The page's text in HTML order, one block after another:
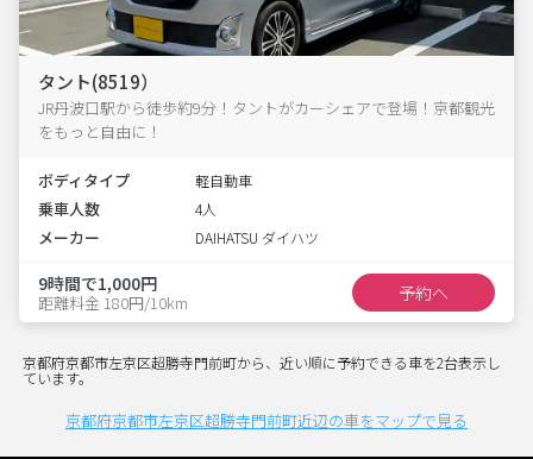
タント(8519）
JR丹波口駅から徒歩約9分！タントがカーシェアで登場！京都観光
をもっと自由に！
ボディタイプ 軽自動車
乗車人数 4人
メーカー DAIHATSU ダイハツ
9時間で1,000円
距離料金 180円/10km 予約へ
京都府京都市左京区超勝寺門前町から、近い順に予約できる車を2台表示し
ています。
京都府京都市左京区超勝寺門前町近辺の車をマップで見る